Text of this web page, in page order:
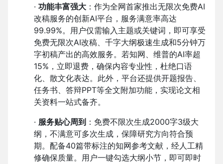
· 功能丰富强大 ：作为全网首家推出无限次免费AI
改稿服务的创新AI平台，服务满意率高达
99.99%。用户仅需输入主题或关键词，即可享受
免费无限次AI改稿、千字大纲极速生成和5分钟万
字初稿产出的高效服务。若知网、维普的AI率超
15%，立即退费，确保内容专业性，杜绝口语
化、散文化表达。此外，平台还提供开题报告、
任务书、答辩PPT等全文附加功能，实现论文相
关资料一站式备齐。
· 服务贴心周到 ：免费不限次生成2000字3级大
纲，不满意可多次生成，保障研究方向符合预
期。配备40篇带标注的知网参考文献，经人工精
修确保质量。用户一键勾选大纲小节，即可即时